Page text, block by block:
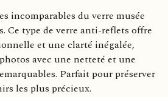
incomparables du verre musée
Ce type de verre anti-reflets offre
et une clarté inégalée,
avec une netteté et une
Parfait pour préserver
les plus précieux.